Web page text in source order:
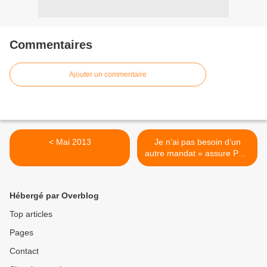
Commentaires
Ajouter un commentaire
< Mai 2013
Je n’ai pas besoin d’un
autre mandat » assure Paul
Kagame >
Hébergé par Overblog
Top articles
Pages
Contact